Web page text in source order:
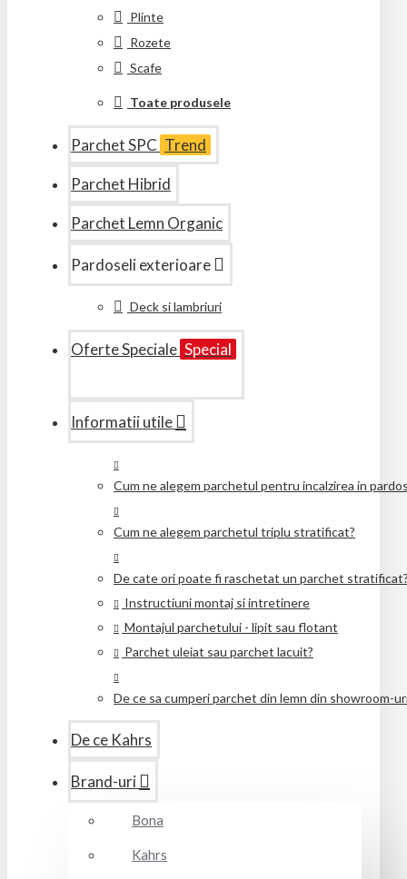
Plinte
Rozete
Scafe
Toate produsele
Parchet SPC Trend
Parchet Hibrid
Parchet Lemn Organic
Pardoseli exterioare
Deck si lambriuri
Oferte Speciale Special
Informatii utile
Cum ne alegem parchetul pentru incalzirea in
Cum ne alegem parchetul triplu stratificat?
De cate ori poate fi raschetat un parchet
Instructiuni montaj si intretinere
Montajul parchetului - lipit sau flotant
Parchet uleiat sau parchet lacuit?
De ce sa cumperi parchet din lemn din showroom-
De ce Kahrs
Brand-uri
Bona
Kahrs